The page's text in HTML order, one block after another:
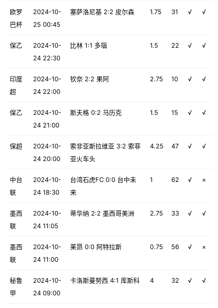
欧罗
巴杯
2024-10-
25 00:45
塞萨洛尼基 2:2 皮尔森 1.75 31 √ √
保乙
2024-10-
24 22:30
比林 1:1 多瑙 1.5 22 √ √
印度
超
2024-10-
24 22:00
钦奈 2:2 果阿 2.75 10 √ √
保乙
2024-10-
24 21:00
斯夫格 0:2 马历克 1.5 15 √ √
保超
2024-10-
24 20:00
索非亚斯拉维亚 3:2 索菲
亚火车头
4.25 47 √ √
中台
联
2024-10-
24 18:30
台湾石虎FC 0:0 台中未
来
1 62 √ ×
墨西
联
2024-10-
24 11:05
蒂华纳 2:2 墨西哥美洲 2.75 33 √ √
墨西
联
2024-10-
24 11:00
莱昂 0:0 阿特拉斯 0.75 56 √ ×
秘鲁
甲
2024-10-
24 09:00
卡洛斯曼努西 4:1 库斯科 4 32 √ √